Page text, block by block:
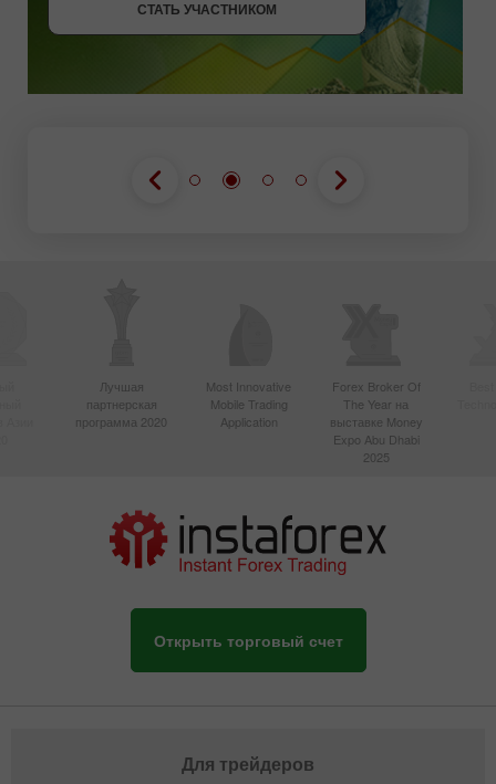
СТАТЬ УЧАСТНИКОМ
Лучшая
партнерская
программа 2020
Most Innovative
Mobile Trading
Application
Forex Broker Of
The Year на
выставке Money
Expo Abu Dhabi
2025
Открыть торговый счет
Для трейдеров